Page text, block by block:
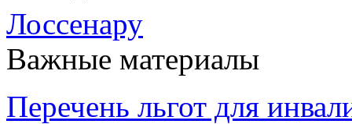
Лоссенару
Важные материалы
Перечень льгот для